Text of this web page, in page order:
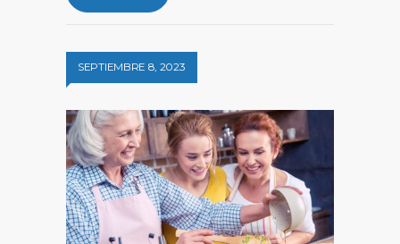
SEPTIEMBRE 8, 2023